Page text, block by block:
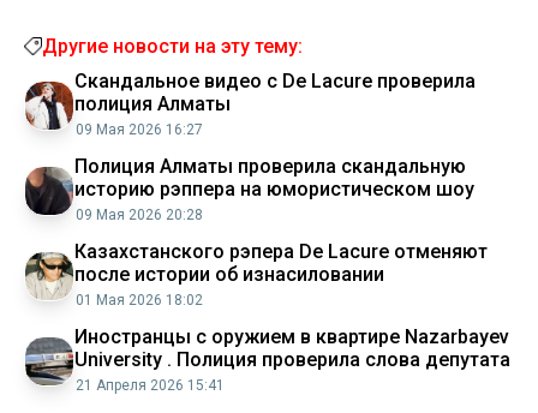
Другие новости на эту тему:
Скандальное видео с De Lacure проверила
полиция Алматы
09 Мая 2026 16:27
Полиция Алматы проверила скандальную
историю рэппера на юмористическом шоу
09 Мая 2026 20:28
Казахстанского рэпера De Lacure отменяют
после истории об изнасиловании
01 Мая 2026 18:02
Иностранцы с оружием в квартире Nazarbayev
University . Полиция проверила слова депутата
21 Апреля 2026 15:41